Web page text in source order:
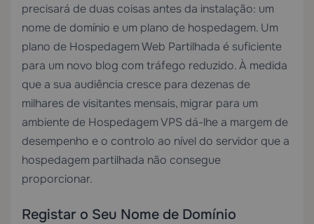
precisará de duas coisas antes da instalação: um
nome de domínio e um plano de hospedagem. Um
plano de Hospedagem Web Partilhada é suficiente
para um novo blog com tráfego reduzido. À medida
que a sua audiência cresce para dezenas de
milhares de visitantes mensais, migrar para um
ambiente de Hospedagem VPS dá-lhe a margem de
desempenho e o controlo ao nível do servidor que a
hospedagem partilhada não consegue
proporcionar.
Registar o Seu Nome de Domínio